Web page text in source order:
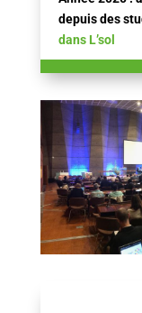
depuis des
dans L’sol